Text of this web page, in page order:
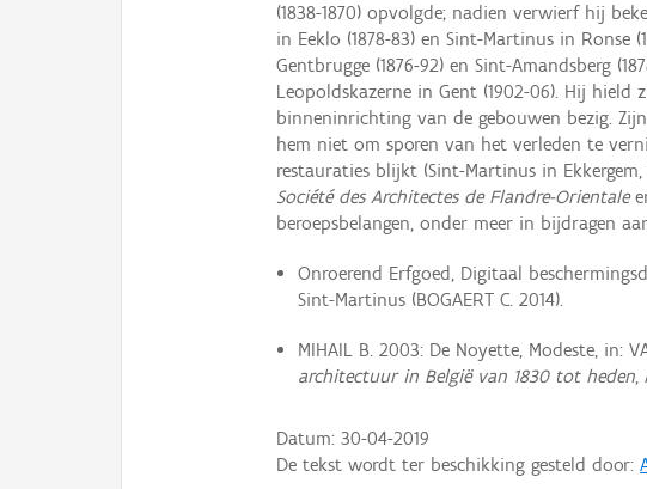
(1838-1870) opvolgde; nadien verwierf hij
in Eeklo (1878-83) en Sint-Martinus in Ronse
Gentbrugge (1876-92) en Sint-Amandsberg
Leopoldskazerne in Gent (1902-06). Hij
binneninrichting van de gebouwen bezig.
hem niet om sporen van het verleden te
restauraties blijkt (Sint-Martinus in
Société des Architectes de Flandre-Orientale
beroepsbelangen, onder meer in bijdragen
Onroerend Erfgoed, Digitaal
Sint-Martinus (BOGAERT C. 2014).
MIHAIL B. 2003: De Noyette, Modeste, in:
architectuur in België van 1830 tot heden,
Datum:30-04-2019
De tekst wordt ter beschikking gesteld door: